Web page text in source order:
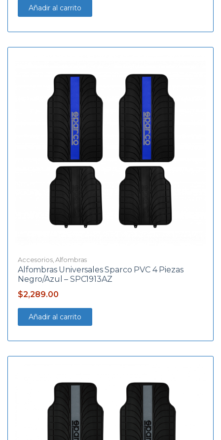
Añadir al carrito
Accesorios,Alfombras
Alfombras Universales Sparco PVC 4 Piezas
Negro/Azul – SPC1913AZ
$2,289.00
Añadir al carrito